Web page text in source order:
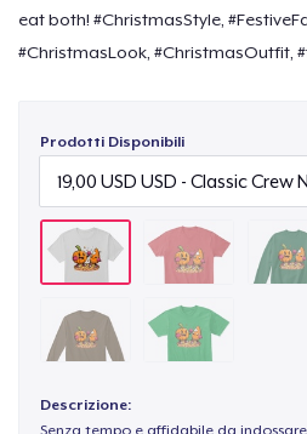
eat both! #ChristmasStyle,
#ChristmasLook, #ChristmasOutfit,
Prodotti Disponibili
Descrizione:
Senza tempo e affidabile da